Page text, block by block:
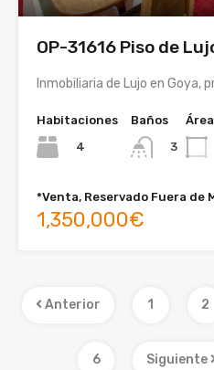
OP-31616 Piso de
Inmobiliaria de Lujo en Goya,
Habitaciones
4
Baños
3
Área
*Venta, Reservado Fuera de
1,350,000€
Anterior 1 2
6 Siguiente